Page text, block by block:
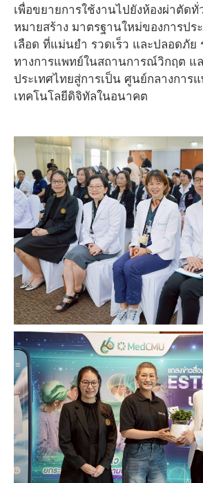
เพื่อขยายการใช้งานไปยังห้องผ่าตัดทั่
หมายสร้าง มาตรฐานใหม่ของการปร
เลือด ที่แม่นยำ รวดเร็ว และปลอดภัย
ทางการแพทย์ในสถานการณ์วิกฤต แ
ประเทศไทยสู่การเป็น ศูนย์กลางการ
เทคโนโลยีดิจิทัลในอนาคต